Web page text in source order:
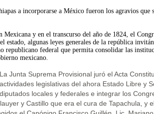
a incorporarse a México fueron los agravios
Mexicana y en el transcurso del año de 1824, el
algunas leyes generales de la república
republicano federal que permita consolidar las
mexicano.
La Junta Suprema Provisional juró el Acta
actividades legislativas del ahora Estado Libre y
diputados locales y federales e integrar los
y Castillo que era el cura de Tapachula,